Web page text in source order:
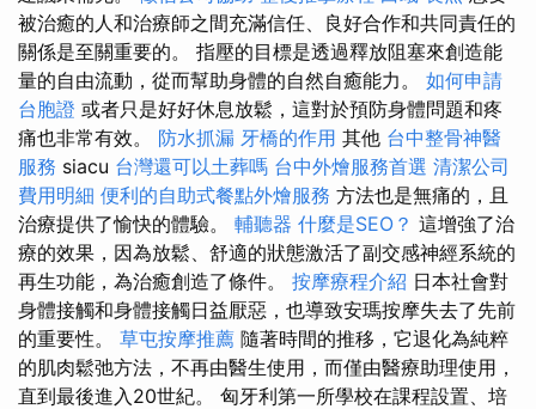
被治癒的人和治療師之間充滿信任、良好合作和共同責任的
關係是至關重要的。 指壓的目標是透過釋放阻塞來創造能
量的自由流動，從而幫助身體的自然自癒能力。 如何申請
台胞證 或者只是好好休息放鬆，這對於預防身體問題和疼
痛也非常有效。 防水抓漏 牙橋的作用 其他 台中整骨神醫
服務 siacu 台灣還可以土葬嗎 台中外燴服務首選 清潔公司
費用明細 便利的自助式餐點外燴服務 方法也是無痛的，且
治療提供了愉快的體驗。 輔聽器 什麼是SEO？ 這增強了治
療的效果，因為放鬆、舒適的狀態激活了副交感神經系統的
再生功能，為治癒創造了條件。 按摩療程介紹 日本社會對
身體接觸和身體接觸日益厭惡，也導致安瑪按摩失去了先前
的重要性。 草屯按摩推薦 隨著時間的推移，它退化為純粹
的肌肉鬆弛方法，不再由醫生使用，而僅由醫療助理使用，
直到最後進入20世紀。 匈牙利第一所學校在課程設置、培